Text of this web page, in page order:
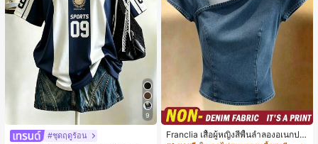
9
#ชุดฤดูร้อน
Franclia เสื้อผู้หญิงสีพื้นลำลองอเนกปร